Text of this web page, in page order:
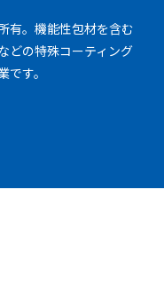
有。機能性包材を含む
どの特殊コーティング
す。